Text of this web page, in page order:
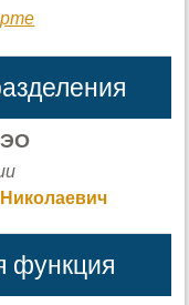
функция